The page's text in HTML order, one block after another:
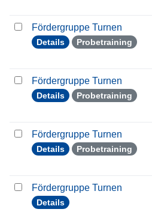
Fördergruppe Turnen
Details Probetraining
Fördergruppe Turnen
Details Probetraining
Fördergruppe Turnen
Details Probetraining
Fördergruppe Turnen
Details